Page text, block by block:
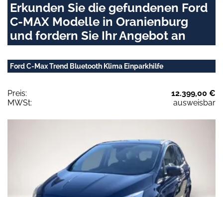
Erkunden Sie die gefundenen Ford
C-MAX Modelle in Oranienburg
und fordern Sie Ihr Angebot an
Ford C-Max Trend Bluetooth Klima Einparkhilfe
Preis:
12.399,00 €
MWSt:
ausweisbar